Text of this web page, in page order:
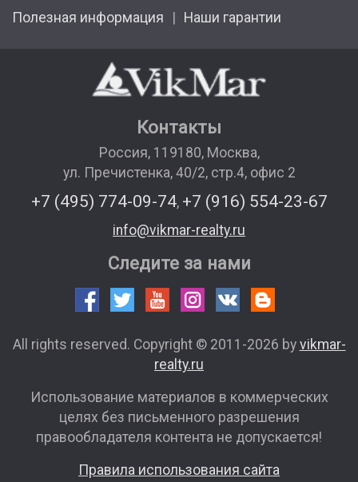
Полезная информация Наши гарантии
Контакты
Россия, 119180, Москва,
ул. Пречистенка, 40/2, стр.4, офис 2
+7 (495) 774-09-74, +7 (916) 554-23-67
info@vikmar-realty.ru
Следите за нами
All rights reserved. Copyright © 2011-2026 by vikmar-
realty.ru
Использование материалов в коммерческих
целях без письменного разрешения
правообладателя контента не допускается!
Правила использования сайта